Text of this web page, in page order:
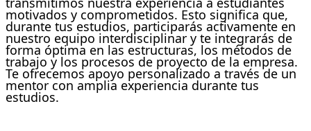
motivados y comprometidos. Esto significa que,
durante tus estudios, participarás activamente en
nuestro equipo interdisciplinar y te integrarás de
forma óptima en las estructuras, los métodos de
trabajo y los procesos de proyecto de la empresa.
Te ofrecemos apoyo personalizado a través de un
mentor con amplia experiencia durante tus
estudios.